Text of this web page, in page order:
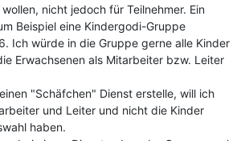
nicht jedoch für Teilnehmer. Ein
Beispiel eine Kindergodi-Gruppe
Ich würde in die Gruppe gerne alle Kinder
Erwachsenen als Mitarbeiter bzw. Leiter
"Schäfchen" Dienst erstelle, will ich
und Leiter und nicht die Kinder
haben.